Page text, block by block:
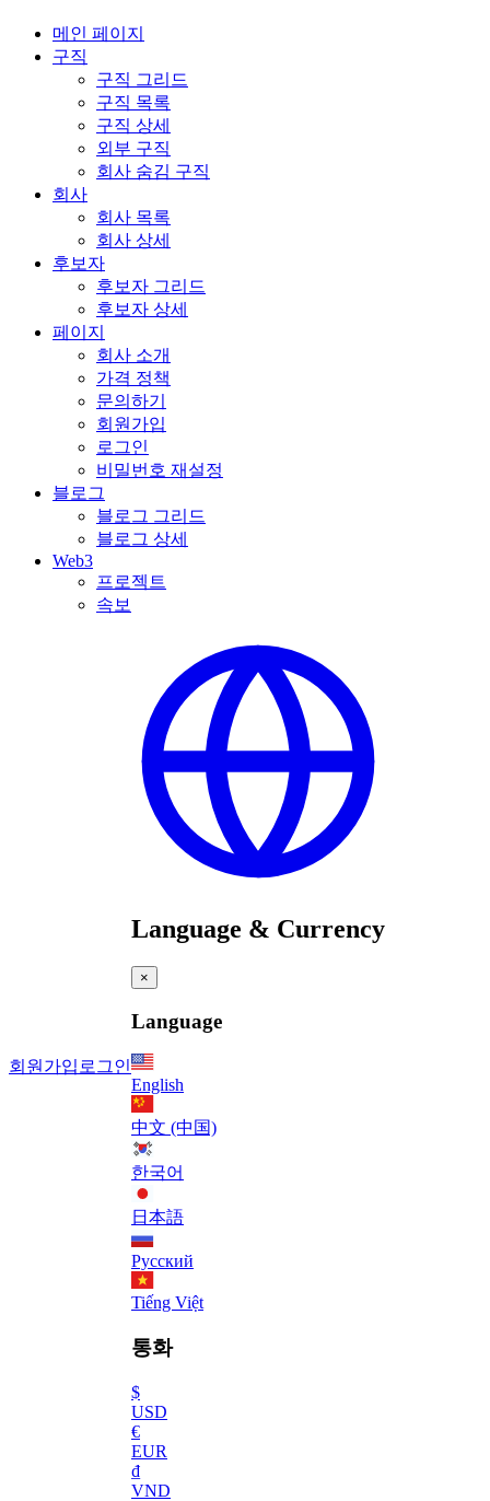
메인 페이지
구직
구직 그리드
구직 목록
구직 상세
외부 구직
회사 숨김 구직
회사
회사 목록
회사 상세
후보자
후보자 그리드
후보자 상세
페이지
회사 소개
가격 정책
문의하기
회원가입
로그인
비밀번호 재설정
블로그
블로그 그리드
블로그 상세
Web3
프로젝트
속보
회원가입 로그인
Language & Currency
×
Language
English
中文 (中国)
한국어
日本語
Русский
Tiếng Việt
통화
$
USD
€
EUR
₫
VND